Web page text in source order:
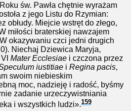
św. Pawła chętnie wyrażam
z jego Listu do Rzymian:
obłudy. Miejcie wstręt do złego,
miłości braterskiej nawzajem
okazywaniu czci jedni drugich
Niechaj Dziewica Maryja,
Mater Ecclesiae i czczona przez
iustitiae i Regina pacis,
swoim niebieskim
moc, nadzieję i radość, byśmy
zadanie urzeczywistniania
i wszystkich ludzi».159